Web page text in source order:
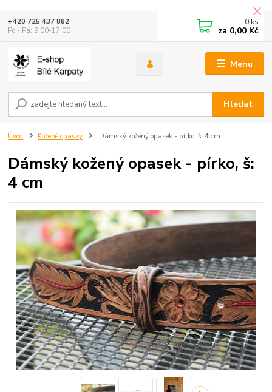
Menu
Hledat
+420 725 437 882
Po - Pá: 9:00-17:00
0 ks
za 0,00 Kč
Úvod Kožené opasky Dámský kožený opasek - pírko, š: 4 cm
Dámský kožený opasek - pírko, š:
4 cm